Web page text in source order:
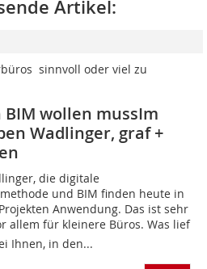
Artikel:
 sinnvoll oder viel zu
BIM wollen mussIm
Wadlinger, graf +
die digitale
und BIM finden heute in
Anwendung. Das ist sehr
allem für kleinere Büros. Was lief
Ihnen, in den...